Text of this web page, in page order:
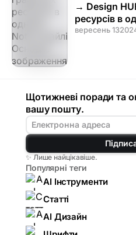
→ Design
ресурсів в
вересень 13
Щотижневі поради та
вашу пошту.
✨ Лише найцікавіше.
Популярні теги
AI Інструменти
Статті
AI Дизайн